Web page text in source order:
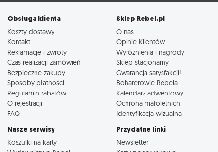
Obsługa klienta
Koszty dostawy
Kontakt
Reklamacje i zwroty
Czas realizacji zamówień
Bezpieczne zakupy
Sposoby płatności
Regulamin rabatów
O rejestracji
FAQ
Sklep Rebel.pl
O nas
Opinie Klientów
Wyróżnienia i nagrody
Sklep stacjonarny
Gwarancja satysfakcji!
Bohaterowie Rebela
Kalendarz adwentowy
Ochrona małoletnich
Identyfikacja wizualna
Nasze serwisy
Koszulki na karty
Przydatne linki
Newsletter